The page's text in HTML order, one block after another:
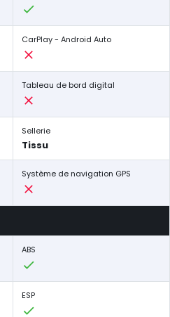
CarPlay - Android Auto
Tableau de bord digital
Sellerie
Tissu
Système de navigation GPS
ABS
ESP